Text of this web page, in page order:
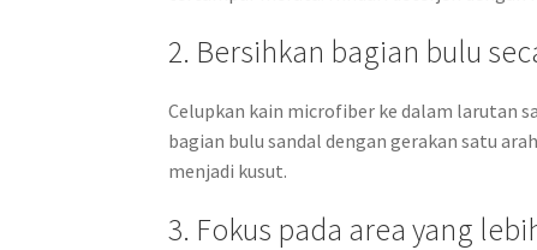
2. Bersihkan bagian bulu
Celupkan kain microfiber ke dalam larutan
bagian bulu sandal dengan gerakan satu
menjadi kusut.
3. Fokus pada area yang